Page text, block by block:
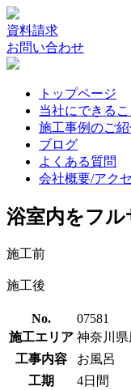
資料請求
お問い合わせ
トップページ
当社にできるこ
施工事例のご紹
ブログ
よくある質問
会社概要/アク
浴室内をフル
施工前
施工後
No.
07581
施工エリア 神奈川
工事内容
お風呂
工期
4日間